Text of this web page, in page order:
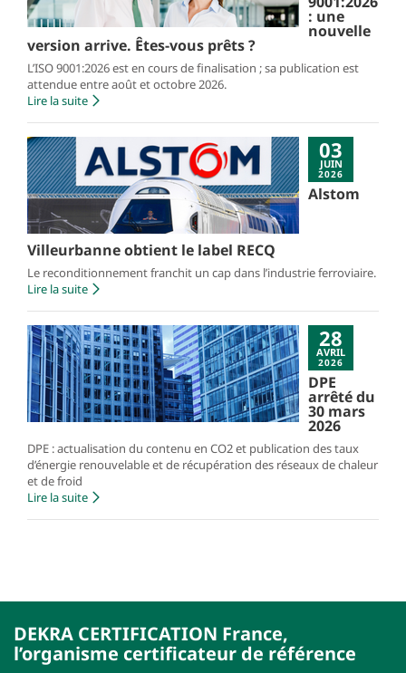
: une
nouvelle
version arrive. Êtes-vous prêts ?
L’ISO 9001:2026 est en cours de finalisation ; sa publication est
attendue entre août et octobre 2026.
Lire la suite
03
JUIN
2026
Alstom
Villeurbanne obtient le label RECQ
Le reconditionnement franchit un cap dans l’industrie ferroviaire.
Lire la suite
28
AVRIL
2026
DPE
arrêté du
30 mars
2026
DPE : actualisation du contenu en CO2 et publication des taux
d’énergie renouvelable et de récupération des réseaux de chaleur
et de froid
Lire la suite
DEKRA CERTIFICATION France,
l’organisme certificateur de référence